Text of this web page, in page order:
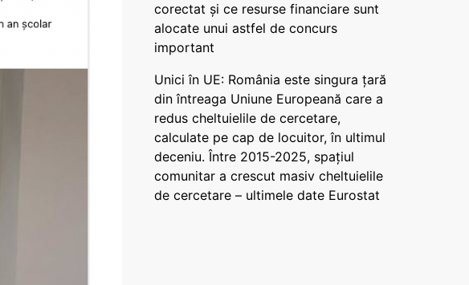
corectat și ce resurse financiare sunt
alocate unui astfel de concurs
important
Unici în UE: România este singura țară
din întreaga Uniune Europeană care a
redus cheltuielile de cercetare,
calculate pe cap de locuitor, în ultimul
deceniu. Între 2015-2025, spațiul
comunitar a crescut masiv cheltuielile
de cercetare – ultimele date Eurostat